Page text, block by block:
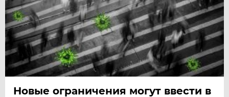
Новые ограничения могут ввести в